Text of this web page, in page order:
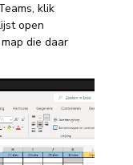
klik
open
die daar